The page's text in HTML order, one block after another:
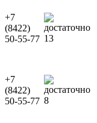
+7
(8422)
50-55-77 13
+7
(8422)
50-55-77 8